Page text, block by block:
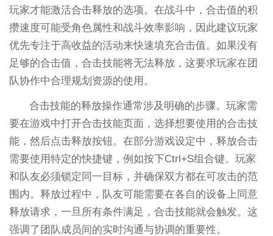
玩家才能激活合击释放的选项。在战斗中，合击值的积
攒速度可能受角色属性和战斗效率影响，因此建议玩家
优先专注于高收益的活动来快速填充合击值。如果没有
足够的合击值，合击技能将无法释放，这要求玩家在团
队协作中合理规划资源的使用。
合击技能的释放操作通常涉及明确的步骤。玩家需
要在游戏中打开合击技能页面，选择想要使用的合击技
能，然后点击释放按钮。在部分游戏设定中，释放合击
需要使用特定的快捷键，例如按下Ctrl+S组合键。玩家
和队友必须锁定同一目标，并确保双方都在可攻击的范
围内。释放过程中，队友可能需要在各自的设备上同意
释放请求，一旦所有条件满足，合击技能就会触发。这
强调了团队成员间的实时沟通与协调的重要性。